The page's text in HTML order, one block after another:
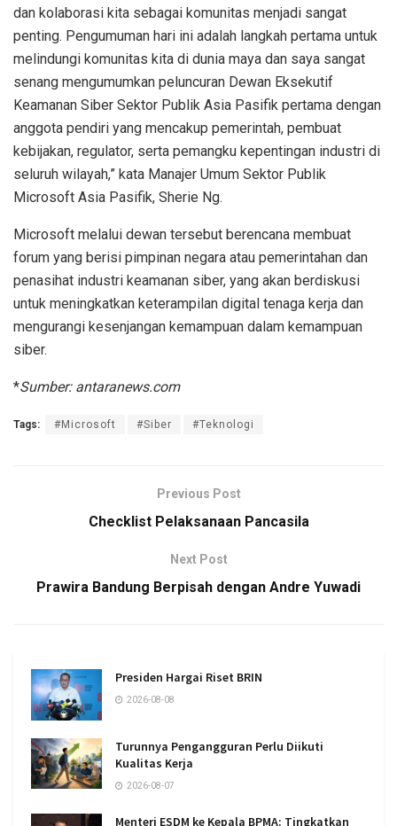
dan kolaborasi kita sebagai komunitas menjadi sangat
penting. Pengumuman hari ini adalah langkah pertama untuk
melindungi komunitas kita di dunia maya dan saya sangat
senang mengumumkan peluncuran Dewan Eksekutif
Keamanan Siber Sektor Publik Asia Pasifik pertama dengan
anggota pendiri yang mencakup pemerintah, pembuat
kebijakan, regulator, serta pemangku kepentingan industri di
seluruh wilayah,” kata Manajer Umum Sektor Publik
Microsoft Asia Pasifik, Sherie Ng.
Microsoft melalui dewan tersebut berencana membuat
forum yang berisi pimpinan negara atau pemerintahan dan
penasihat industri keamanan siber, yang akan berdiskusi
untuk meningkatkan keterampilan digital tenaga kerja dan
mengurangi kesenjangan kemampuan dalam kemampuan
siber.
*Sumber: antaranews.com
Tags: #Microsoft #Siber #Teknologi
Previous Post
Checklist Pelaksanaan Pancasila
Next Post
Prawira Bandung Berpisah dengan Andre Yuwadi
Presiden Hargai Riset BRIN
2026-08-08
Turunnya Pengangguran Perlu Diikuti
Kualitas Kerja
2026-08-07
Menteri ESDM ke Kepala BPMA: Tingkatkan